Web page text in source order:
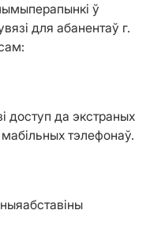
ў
для абанентаў г.
доступ да экстраных
тэлефонаў.